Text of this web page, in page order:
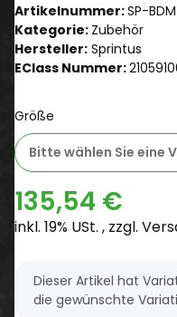
Artikelnummer:SP-BDM
Kategorie: Zubehör
Hersteller: Sprintus
EClass Nummer:
Größe
Bitte wählen Sie eine
135,54 €
inkl. 19% USt. , zzgl.
x
Dieser Artikel hat
die gewünschte